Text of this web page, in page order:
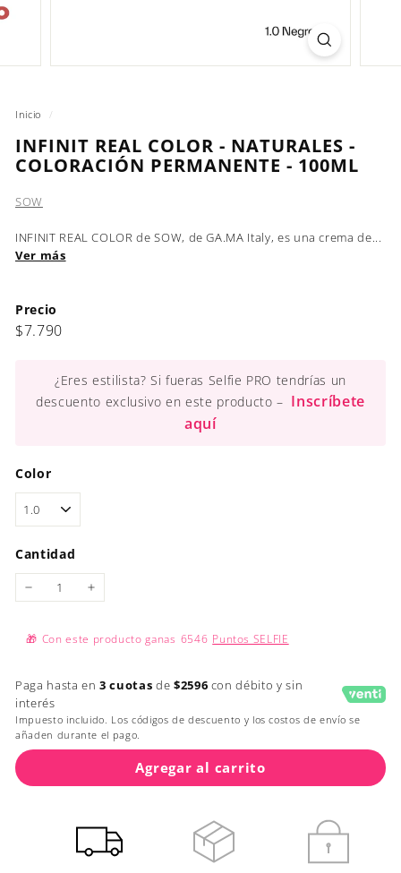
Inicio /
INFINIT REAL COLOR - NATURALES -
COLORACIÓN PERMANENTE - 100ML
SOW
INFINIT REAL COLOR de SOW, de GA.MA Italy, es una crema de...
Ver más
Precio
Precio
$7.790$7.790
¿Eres estilista? Si fueras Selfie PRO tendrías un
descuento exclusivo en este producto – Inscríbete
aquí
Color
Cantidad
+
🎁 Con este producto ganas 6546 Puntos SELFIE
Paga hasta en3 cuotas de $2596 con débito y sin
interés
Impuesto incluido. Los códigos de descuento y los costos de envío se
añaden durante el pago.
Agregar al carrito